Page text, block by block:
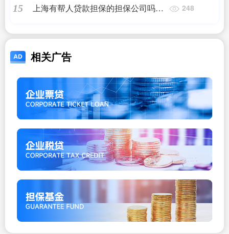
15
上海有帮人贷款担保的担保公司吗
248
相关广告